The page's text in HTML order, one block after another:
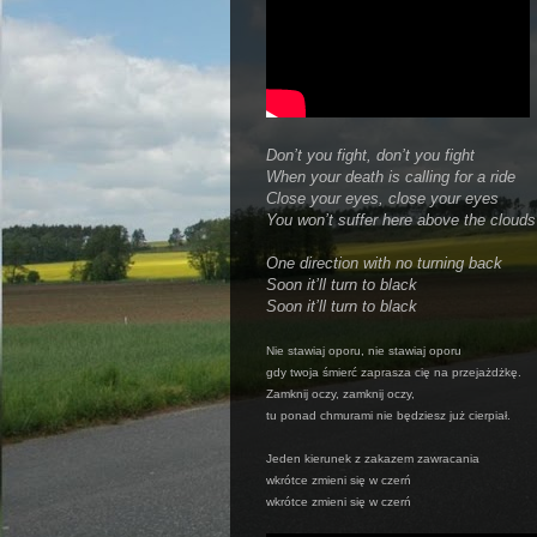
Don’t you fight, don’t you fight
When your death is calling for a ride
Close your eyes, close your eyes
You won’t suffer here above the clouds
One direction with no turning back
Soon it’ll turn to black
Soon it’ll turn to black
Nie stawiaj oporu, nie stawiaj oporu
gdy twoja śmierć zaprasza cię na przejażdżkę.
Zamknij oczy, zamknij oczy,
tu ponad chmurami nie będziesz już cierpiał.
Jeden kierunek z zakazem zawracania
wkrótce zmieni się w czerń
wkrótce zmieni się w czerń